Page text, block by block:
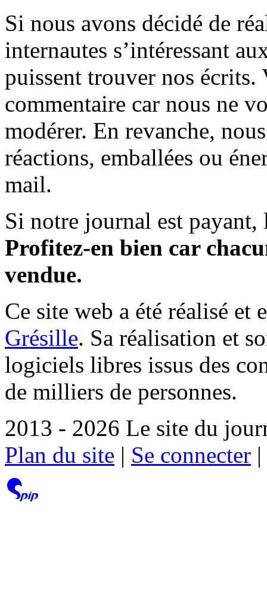
Si nous avons décidé de
internautes s’intéressant
puissent trouver nos écrits.
commentaire car nous ne
modérer. En revanche,
réactions, emballées ou
mail.
Si notre journal est payant,
Profitez-en bien car
vendue.
Ce site web a été réalisé et
Grésille. Sa réalisation et
logiciels libres issus des
de milliers de personnes.
2013 - 2026 Le site du
Plan du site | Se connecter |